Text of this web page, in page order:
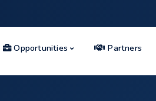
Opportunities Partners